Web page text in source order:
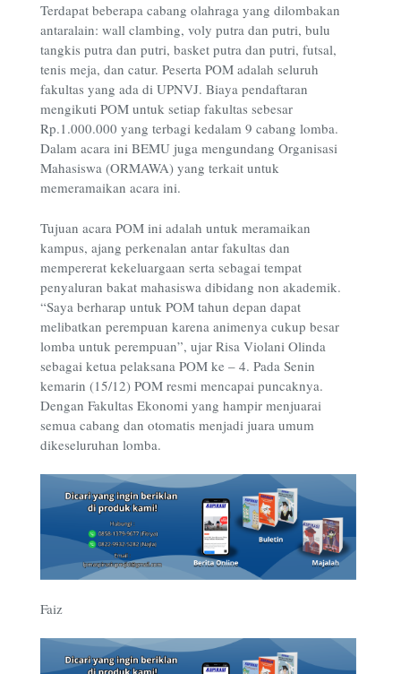
Terdapat beberapa cabang olahraga yang dilombakan
antaralain: wall clambing, voly putra dan putri, bulu
tangkis putra dan putri, basket putra dan putri, futsal,
tenis meja, dan catur. Peserta POM adalah seluruh
fakultas yang ada di UPNVJ. Biaya pendaftaran
mengikuti POM untuk setiap fakultas sebesar
Rp.1.000.000 yang terbagi kedalam 9 cabang lomba.
Dalam acara ini BEMU juga mengundang Organisasi
Mahasiswa (ORMAWA) yang terkait untuk
memeramaikan acara ini.
Tujuan acara POM ini adalah untuk meramaikan
kampus, ajang perkenalan antar fakultas dan
mempererat kekeluargaan serta sebagai tempat
penyaluran bakat mahasiswa dibidang non akademik.
“Saya berharap untuk POM tahun depan dapat
melibatkan perempuan karena animenya cukup besar
lomba untuk perempuan”, ujar Risa Violani Olinda
sebagai ketua pelaksana POM ke – 4. Pada Senin
kemarin (15/12) POM resmi mencapai puncaknya.
Dengan Fakultas Ekonomi yang hampir menjuarai
semua cabang dan otomatis menjadi juara umum
dikeseluruhan lomba.
Faiz